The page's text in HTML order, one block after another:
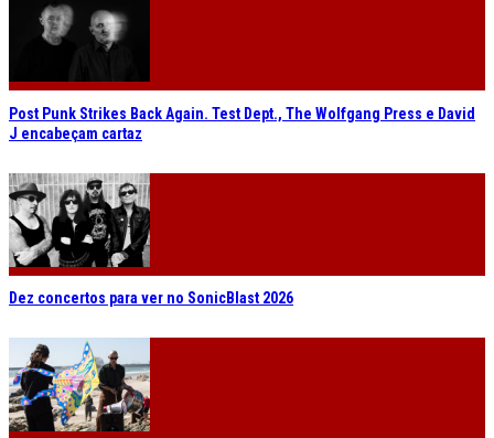
Post Punk Strikes Back Again. Test Dept., The Wolfgang Press e David
J encabeçam cartaz
Dez concertos para ver no SonicBlast 2026